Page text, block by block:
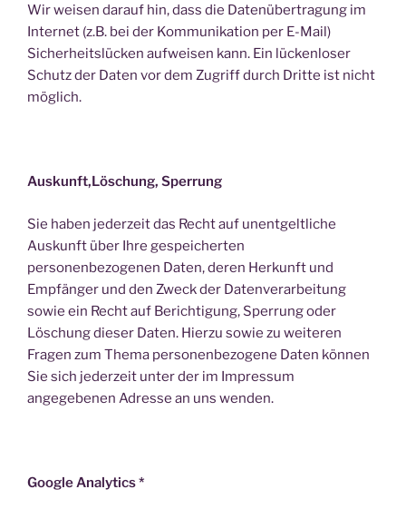
Wir weisen darauf hin, dass die Datenübertragung im
Internet (z.B. bei der Kommunikation per E-Mail)
Sicherheitslücken aufweisen kann. Ein lückenloser
Schutz der Daten vor dem Zugriff durch Dritte ist nicht
möglich.
Auskunft,Löschung, Sperrung
Sie haben jederzeit das Recht auf unentgeltliche
Auskunft über Ihre gespeicherten
personenbezogenen Daten, deren Herkunft und
Empfänger und den Zweck der Datenverarbeitung
sowie ein Recht auf Berichtigung, Sperrung oder
Löschung dieser Daten. Hierzu sowie zu weiteren
Fragen zum Thema personenbezogene Daten können
Sie sich jederzeit unter der im Impressum
angegebenen Adresse an uns wenden.
Google Analytics *